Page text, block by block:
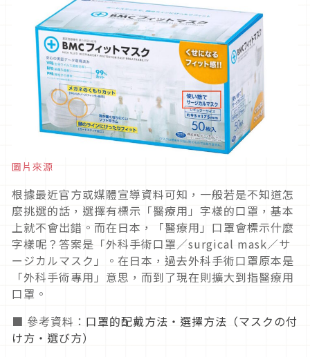
圖片來源
根據最近官方或媒體宣導資料可知，一般若是不知道怎
麼挑選的話，選擇有標示「醫療用」字樣的口罩，基本
上就不會出錯。而在日本，「醫療用」口罩會標示什麼
字樣呢？答案是「外科手術口罩／surgical mask／サ
ージカルマスク」。在日本，過去外科手術口罩原本是
「外科手術專用」意思，而到了現在則擴大到指醫療用
口罩。
■ 參考資料： 口罩的配戴方法・選擇方法（マスクの付
け方・選び方）